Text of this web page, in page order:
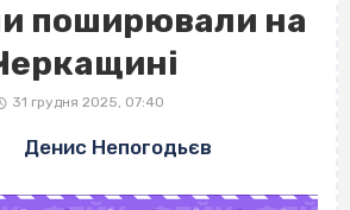
поширювали на
31 грудня 2025, 07:40
Денис Непогодьєв